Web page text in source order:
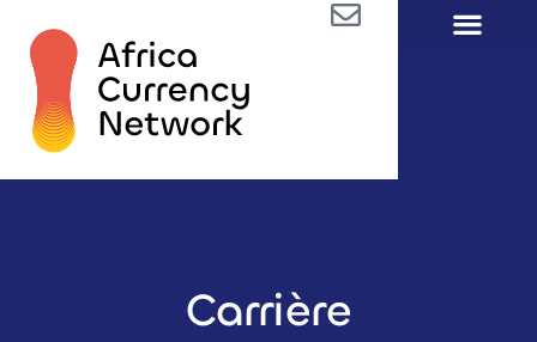
Carrière